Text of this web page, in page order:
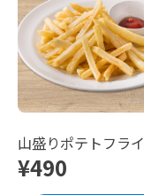
山盛りポテトフライ
¥490